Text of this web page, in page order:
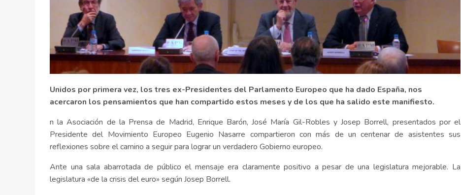
Unidos por primera vez, los tres ex-Presidentes del Parlamento Europeo que ha dado España, nos
acercaron los pensamientos que han compartido estos meses y de los que ha salido este manifiesto.
n la Asociación de la Prensa de Madrid, Enrique Barón, José María Gil-Robles y Josep Borrell, presentados por el
Presidente del Movimiento Europeo Eugenio Nasarre compartieron con más de un centenar de asistentes sus
reflexiones sobre el camino a seguir para lograr un verdadero Gobierno europeo.
Ante una sala abarrotada de público el mensaje era claramente positivo a pesar de una legislatura mejorable. La
legislatura «de la crisis del euro» según Josep Borrell.